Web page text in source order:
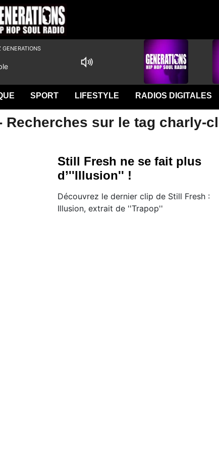
SPORT LIFESTYLE RADIOS DIGITALES
Recherches sur le tag charly-
Still Fresh ne se fait plus
d’''Illusion'' !
Découvrez le dernier clip de Still Fresh :
Illusion, extrait de ''Trapop''